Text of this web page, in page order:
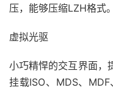
压，能够压缩LZH格式。
虚拟光驱
小巧精悍的交互界面，
挂载ISO、MDS、